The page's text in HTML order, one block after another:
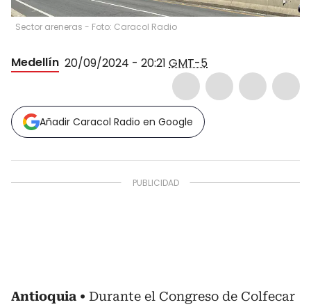
Sector areneras - Foto: Caracol Radio
Medellín 20/09/2024 - 20:21 GMT-5
Añadir Caracol Radio en Google
Antioquia
Durante el Congreso de Colfecar